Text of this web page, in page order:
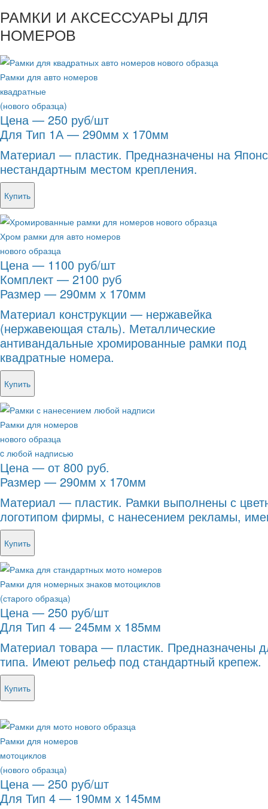
РАМКИ И АКСЕССУАРЫ ДЛЯ
НОМЕРОВ
Рамки для авто номеров
квадратные
(нового образца)
Цена — 250 руб/шт
Для Тип 1А — 290мм х 170мм
Материал — пластик. Предназначены на
нестандартным местом крепления.
Купить
Хром рамки для авто номеров
нового образца
Цена — 1100 руб/шт
Комплект — 2100 руб
Размер — 290мм х 170мм
Материал конструкции — нержавейка
(нержавеющая сталь). Металлические
антивандальные хромированные рамки под
квадратные номера.
Купить
Рамки для номеров
нового образца
c любой надписью
Цена — от 800 руб.
Размер — 290мм х 170мм
Материал — пластик. Рамки выполнены с
логотипом фирмы, с нанесением рекламы,
Купить
Рамки для номерных знаков мотоциклов
(старого образца)
Цена — 250 руб/шт
Для Тип 4 — 245мм х 185мм
Материал товара — пластик. Предназначены
типа. Имеют рельеф под стандартный крепеж.
Купить
Рамки для номеров
мотоциклов
(нового образца)
Цена — 250 руб/шт
Для Тип 4 — 190мм х 145мм